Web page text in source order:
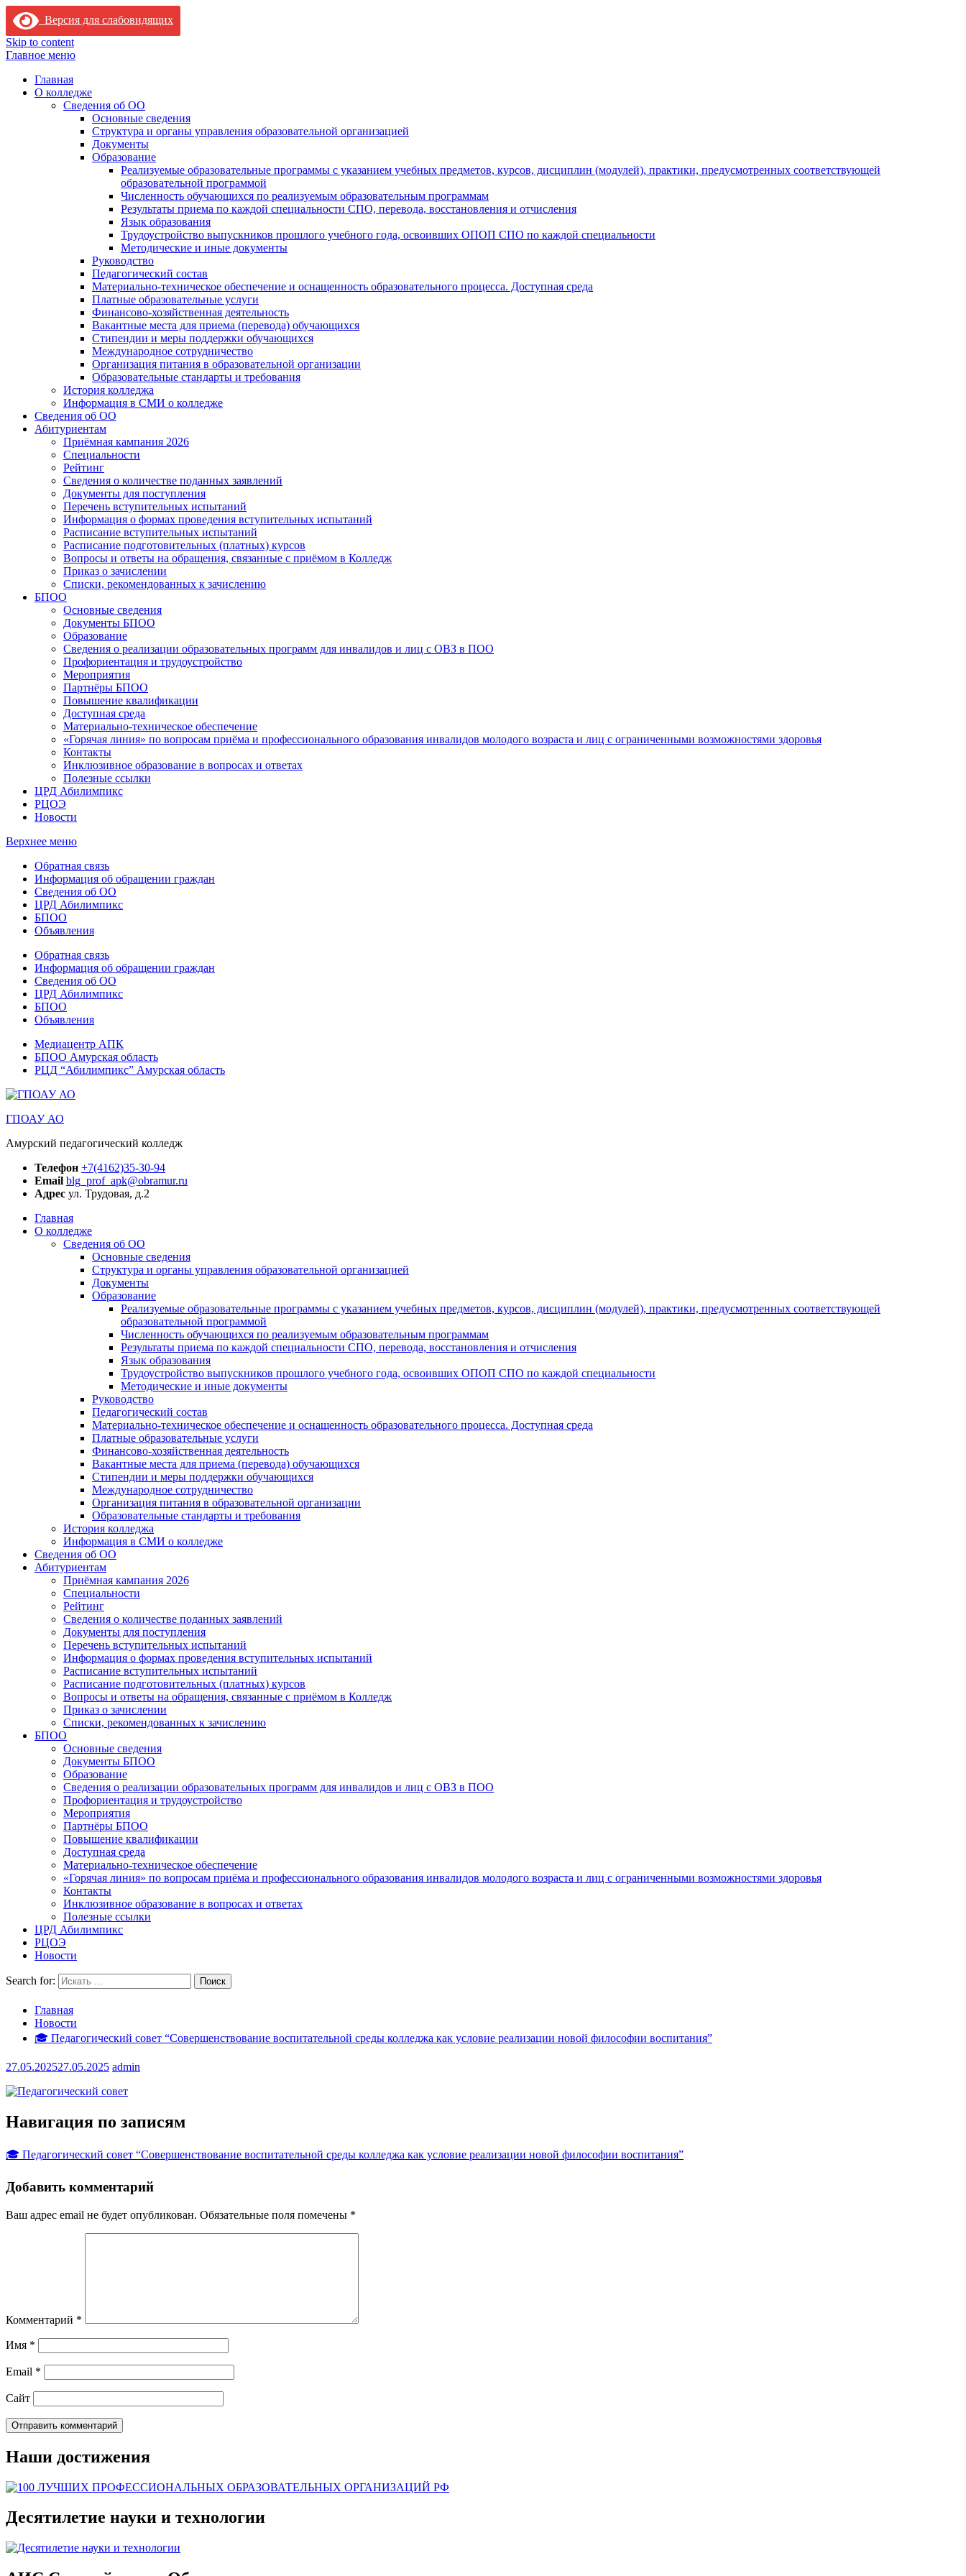
Версия для слабовидящих
Skip to content
Главное меню
Главная
О колледже
Сведения об ОО
Основные сведения
Структура и органы управления образовательной организацией
Документы
Образование
Реализуемые образовательные программы с указанием учебных предметов, курсов, дисциплин (модулей), практики, предусмотренных соответствующей
образовательной программой
Численность обучающихся по реализуемым образовательным программам
Результаты приема по каждой специальности СПО, перевода, восстановления и отчисления
Язык образования
Трудоустройство выпускников прошлого учебного года, освоивших ОПОП СПО по каждой специальности
Методические и иные документы
Руководство
Педагогический состав
Материально-техническое обеспечение и оснащенность образовательного процесса. Доступная среда
Платные образовательные услуги
Финансово-хозяйственная деятельность
Вакантные места для приема (перевода) обучающихся
Стипендии и меры поддержки обучающихся
Международное сотрудничество
Организация питания в образовательной организации
Образовательные стандарты и требования
История колледжа
Информация в СМИ о колледже
Сведения об ОО
Абитуриентам
Приёмная кампания 2026
Специальности
Рейтинг
Сведения о количестве поданных заявлений
Документы для поступления
Перечень вступительных испытаний
Информация о формах проведения вступительных испытаний
Расписание вступительных испытаний
Расписание подготовительных (платных) курсов
Вопросы и ответы на обращения, связанные с приёмом в Колледж
Приказ о зачислении
Списки, рекомендованных к зачислению
БПОО
Основные сведения
Документы БПОО
Образование
Сведения о реализации образовательных программ для инвалидов и лиц с ОВЗ в ПОО
Профориентация и трудоустройство
Мероприятия
Партнёры БПОО
Повышение квалификации
Доступная среда
Материально-техническое обеспечение
«Горячая линия» по вопросам приёма и профессионального образования инвалидов молодого возраста и лиц с ограниченными возможностями здоровья
Контакты
Инклюзивное образование в вопросах и ответах
Полезные ссылки
ЦРД Абилимпикс
РЦОЭ
Новости
Верхнее меню
Обратная связь
Информация об обращении граждан
Сведения об ОО
ЦРД Абилимпикс
БПОО
Объявления
Обратная связь
Информация об обращении граждан
Сведения об ОО
ЦРД Абилимпикс
БПОО
Объявления
Медиацентр АПК
БПОО Амурская область
РЦД “Абилимпикс” Амурская область
ГПОАУ АО
Амурский педагогический колледж
Телефон +7(4162)35-30-94
Email blg_prof_apk@obramur.ru
Адрес ул. Трудовая, д.2
Главная
О колледже
Сведения об ОО
Основные сведения
Структура и органы управления образовательной организацией
Документы
Образование
Реализуемые образовательные программы с указанием учебных предметов, курсов, дисциплин (модулей), практики, предусмотренных соответствующей
образовательной программой
Численность обучающихся по реализуемым образовательным программам
Результаты приема по каждой специальности СПО, перевода, восстановления и отчисления
Язык образования
Трудоустройство выпускников прошлого учебного года, освоивших ОПОП СПО по каждой специальности
Методические и иные документы
Руководство
Педагогический состав
Материально-техническое обеспечение и оснащенность образовательного процесса. Доступная среда
Платные образовательные услуги
Финансово-хозяйственная деятельность
Вакантные места для приема (перевода) обучающихся
Стипендии и меры поддержки обучающихся
Международное сотрудничество
Организация питания в образовательной организации
Образовательные стандарты и требования
История колледжа
Информация в СМИ о колледже
Сведения об ОО
Абитуриентам
Приёмная кампания 2026
Специальности
Рейтинг
Сведения о количестве поданных заявлений
Документы для поступления
Перечень вступительных испытаний
Информация о формах проведения вступительных испытаний
Расписание вступительных испытаний
Расписание подготовительных (платных) курсов
Вопросы и ответы на обращения, связанные с приёмом в Колледж
Приказ о зачислении
Списки, рекомендованных к зачислению
БПОО
Основные сведения
Документы БПОО
Образование
Сведения о реализации образовательных программ для инвалидов и лиц с ОВЗ в ПОО
Профориентация и трудоустройство
Мероприятия
Партнёры БПОО
Повышение квалификации
Доступная среда
Материально-техническое обеспечение
«Горячая линия» по вопросам приёма и профессионального образования инвалидов молодого возраста и лиц с ограниченными возможностями здоровья
Контакты
Инклюзивное образование в вопросах и ответах
Полезные ссылки
ЦРД Абилимпикс
РЦОЭ
Новости
Search for:
Главная
Новости
🎓 Педагогический совет “Совершенствование воспитательной среды колледжа как условие реализации новой философии воспитания”
27.05.202527.05.2025 admin
Навигация по записям
🎓 Педагогический совет “Совершенствование воспитательной среды колледжа как условие реализации новой философии воспитания”
Добавить комментарий
Ваш адрес email не будет опубликован. Обязательные поля помечены *
Комментарий *
Имя *
Email *
Сайт
Наши достижения
Десятилетие науки и технологии